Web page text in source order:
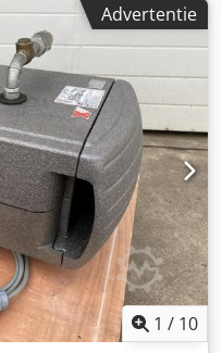
Advertentie
1 / 10